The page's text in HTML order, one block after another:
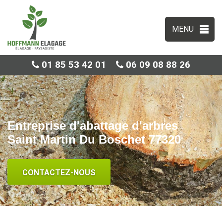
MENU
01 85 53 42 01 06 09 08 88 26
Entreprise d'abattage d'arbres
Saint Martin Du Boschet 77320
CONTACTEZ-NOUS